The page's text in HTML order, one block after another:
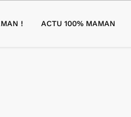
! ACTU 100% MAMAN